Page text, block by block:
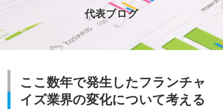
代表ブログ
ここ数年で発生したフランチャ
イズ業界の変化について考える